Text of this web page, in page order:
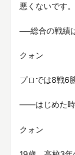
悪くないです
──総合の戦績
クォン
プロでは8戦6
――はじめた時
クォン